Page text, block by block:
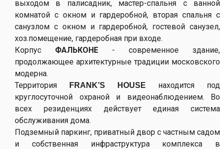
выходом в палисадник, мастер-спальня с ванной
комнатой с окном и гардеробной, вторая спальня с
санузлом с окном и гардеробной, гостевой санузел,
хоз.помещение, гардеробная при входе.
Корпус ФАЛЬКОНЕ - современное здание,
продолжающее архитектурные традиции московского
модерна.
Территория
FRANK’S HOUSE находится под
круглосуточной охраной и видеонаблюдением. Во
всех резиденциях действует единая система
обслуживания дома.
Подземный паркинг, приватный двор с частным садом
и собственная инфраструктура комплекса в